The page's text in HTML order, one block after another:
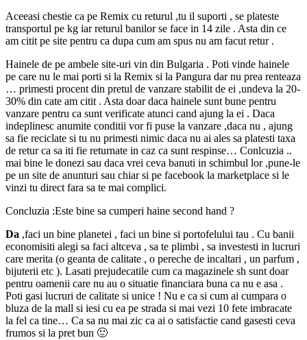
Aceeasi chestie ca pe Remix cu returul ,tu il suporti , se plateste
transportul pe kg iar returul banilor se face in 14 zile . Asta din ce
am citit pe site pentru ca dupa cum am spus nu am facut retur .
Hainele de pe ambele site-uri vin din Bulgaria . Poti vinde hainele
pe care nu le mai porti si la Remix si la Pangura dar nu prea renteaza
… primesti procent din pretul de vanzare stabilit de ei ,undeva la 20-
30% din cate am citit . Asta doar daca hainele sunt bune pentru
vanzare pentru ca sunt verificate atunci cand ajung la ei . Daca
indeplinesc anumite conditii vor fi puse la vanzare ,daca nu , ajung
sa fie reciclate si tu nu primesti nimic daca nu ai ales sa platesti taxa
de retur ca sa iti fie returnate in caz ca sunt respinse… Conlcuzia ..
mai bine le donezi sau daca vrei ceva banuti in schimbul lor ,pune-le
pe un site de anunturi sau chiar si pe facebook la marketplace si le
vinzi tu direct fara sa te mai complici.
Concluzia :Este bine sa cumperi haine second hand ?
Da ,faci un bine planetei , faci un bine si portofelului tau . Cu banii
economisiti alegi sa faci altceva , sa te plimbi , sa investesti in lucruri
care merita (o geanta de calitate , o pereche de incaltari , un parfum ,
bijuterii etc ). Lasati prejudecatile cum ca magazinele sh sunt doar
pentru oamenii care nu au o situatie financiara buna ca nu e asa .
Poti gasi lucruri de calitate si unice ! Nu e ca si cum ai cumpara o
bluza de la mall si iesi cu ea pe strada si mai vezi 10 fete imbracate
la fel ca tine… Ca sa nu mai zic ca ai o satisfactie cand gasesti ceva
frumos si la pret bun 🙂